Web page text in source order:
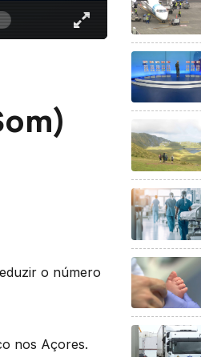
o número
nos Açores.